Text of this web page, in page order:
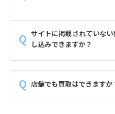
サイトに掲載されていな
し込みできますか？
店舗でも買取はできますか